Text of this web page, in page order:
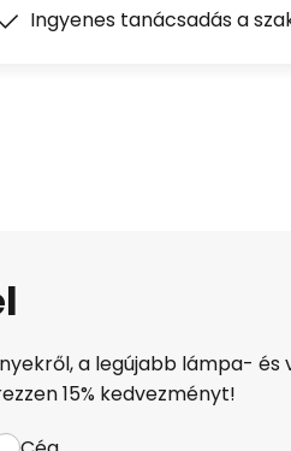
Ingyenes tanácsadás a
a legújabb lámpa- és
15% kedvezményt!